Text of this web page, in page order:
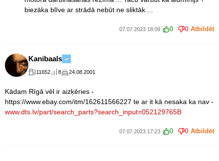
biezāka blīve ar strādā nebūt ne sliktāk ...
07.07.2023 18:09 0 0 Atbildēt
Kanibaals
11652 8 24.08.2001
Kādam Rīgā vēl ir aizķēries -
https://www.ebay.com/itm/162611566227 te ar it kā nesaka ka nav -
www.dts.lv/part/search_parts?search_input=052129765B
07.07.2023 17:23 0 0 Atbildēt